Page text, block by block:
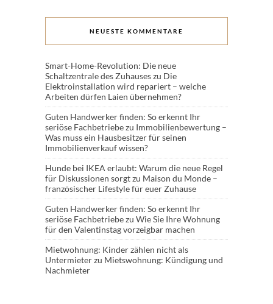
NEUESTE KOMMENTARE
Smart-Home-Revolution: Die neue
Schaltzentrale des Zuhauseszu Die
Elektroinstallation wird repariert – welche
Arbeiten dürfen Laien übernehmen?
Guten Handwerker finden: So erkennt Ihr
seriöse Fachbetriebezu Immobilienbewertung –
Was muss ein Hausbesitzer für seinen
Immobilienverkauf wissen?
Hunde bei IKEA erlaubt: Warum die neue Regel
für Diskussionen sorgtzu Maison du Monde –
französischer Lifestyle für euer Zuhause
Guten Handwerker finden: So erkennt Ihr
seriöse Fachbetriebezu Wie Sie Ihre Wohnung
für den Valentinstag vorzeigbar machen
Mietwohnung: Kinder zählen nicht als
Untermieterzu Mietswohnung: Kündigung und
Nachmieter